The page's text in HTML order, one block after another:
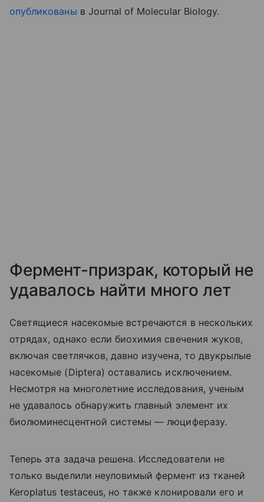
опубликованы в Journal of Molecular Biology.
Фермент-призрак, который не
удавалось найти много лет
Светящиеся насекомые встречаются в нескольких
отрядах, однако если биохимия свечения жуков,
включая светлячков, давно изучена, то двукрылые
насекомые (Diptera) оставались исключением.
Несмотря на многолетние исследования, ученым
не удавалось обнаружить главный элемент их
биолюминесцентной системы — люциферазу.
Теперь эта задача решена. Исследователи не
только выделили неуловимый фермент из тканей
Keroplatus testaceus, но также клонировали его и